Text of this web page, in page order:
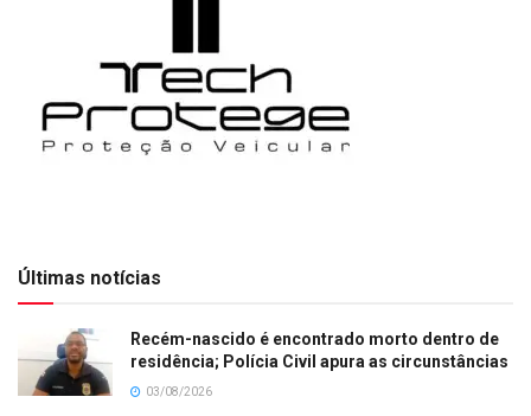
Últimas notícias
Recém-nascido é encontrado morto dentro de
residência; Polícia Civil apura as circunstâncias
03/08/2026